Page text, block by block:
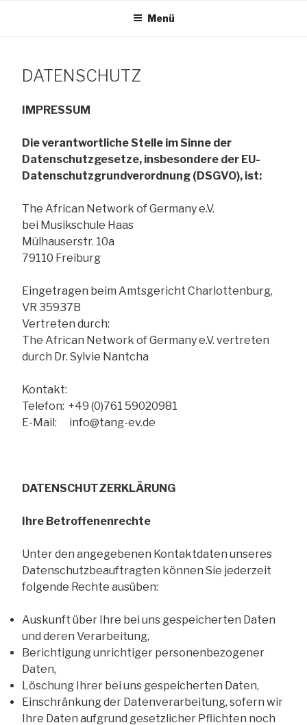
Menü
DATENSCHUTZ
IMPRESSUM
Die verantwortliche Stelle im Sinne der
Datenschutzgesetze, insbesondere der EU-
Datenschutzgrundverordnung (DSGVO), ist:
The African Network of Germany e.V.
bei Musikschule Haas
Mülhauserstr. 10a
79110 Freiburg
Eingetragen beim Amtsgericht Charlottenburg,
VR 35937B
Vertreten durch:
The African Network of Germany e.V. vertreten
durch Dr. Sylvie Nantcha
Kontakt:
Telefon: +49 (0)761 59020981
E-Mail: info@tang-ev.de
DATENSCHUTZERKLÄRUNG
Ihre Betroffenenrechte
Unter den angegebenen Kontaktdaten unseres
Datenschutzbeauftragten können Sie jederzeit
folgende Rechte ausüben:
Auskunft über Ihre bei uns gespeicherten Daten
und deren Verarbeitung,
Berichtigung unrichtiger personenbezogener
Daten,
Löschung Ihrer bei uns gespeicherten Daten,
Einschränkung der Datenverarbeitung, sofern wir
Ihre Daten aufgrund gesetzlicher Pflichten noch